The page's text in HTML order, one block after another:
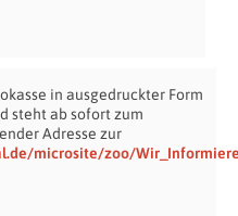
in ausgedruckter Form
steht ab sofort zum
Adresse zur
microsite/zoo/